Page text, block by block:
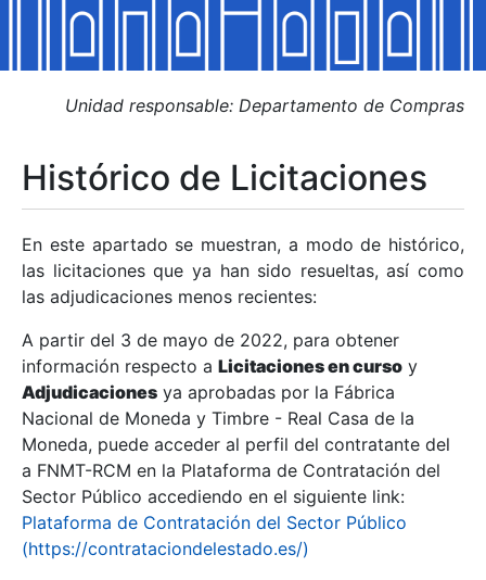
Mostrar/Ocultar
Mostrar/Ocultar
Mostrar/Ocultar
Mostrar/Ocultar
Mostrar/Ocultar
Unidad responsable: Departamento de Compras
Histórico de Licitaciones
En este apartado se muestran, a modo de histórico,
las licitaciones que ya han sido resueltas, así como
las adjudicaciones menos recientes:
A partir del 3 de mayo de 2022, para obtener
información respecto a Licitaciones en curso y
Adjudicaciones ya aprobadas por la Fábrica
Nacional de Moneda y Timbre - Real Casa de la
Moneda, puede acceder al perfil del contratante del
a FNMT-RCM en la Plataforma de Contratación del
Sector Público accediendo en el siguiente link:
Plataforma de Contratación del Sector Público
(https://contrataciondelestado.es/)